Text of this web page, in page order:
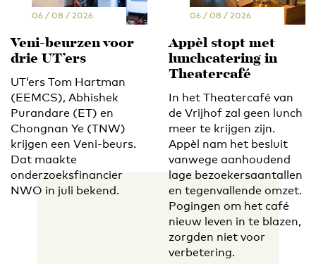
06 / 08 / 2026
Veni-beurzen voor
drie UT’ers
UT’ers Tom Hartman
(EEMCS), Abhishek
Purandare (ET) en
Chongnan Ye (TNW)
krijgen een Veni-beurs.
Dat maakte
onderzoeksfinancier
NWO in juli bekend.
06 / 08 / 2026
Appèl stopt met
lunchcatering in
Theatercafé
In het Theatercafé van
de Vrijhof zal geen lunch
meer te krijgen zijn.
Appèl nam het besluit
vanwege aanhoudend
lage bezoekersaantallen
en tegenvallende omzet.
Pogingen om het café
nieuw leven in te blazen,
zorgden niet voor
verbetering.